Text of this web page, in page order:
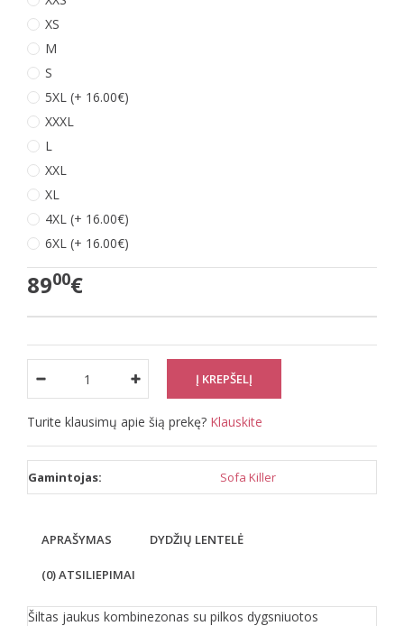
XS
M
S
5XL (+ 16.00€)
XXXL
L
XXL
XL
4XL (+ 16.00€)
6XL (+ 16.00€)
8900€
Turite klausimų apie šią prekę? Klauskite
Gamintojas: Sofa Killer
APRAŠYMAS DYDŽIŲ LENTELĖ
(0) ATSILIEPIMAI
Šiltas jaukus kombinezonas su pilkos dygsniuotos